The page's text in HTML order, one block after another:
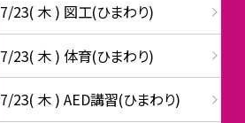
7/23( 木 ) 図工(ひまわり)
7/23( 木 ) 体育(ひまわり)
7/23( 木 ) AED講習(ひまわり)